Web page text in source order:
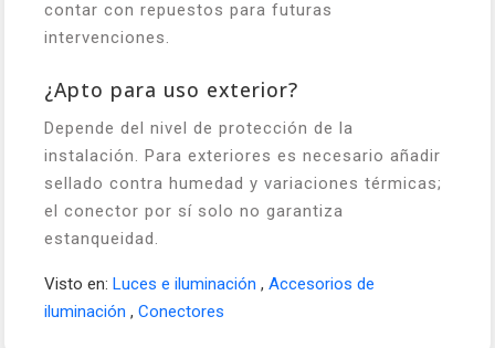
contar con repuestos para futuras
intervenciones.
¿Apto para uso exterior?
Depende del nivel de protección de la
instalación. Para exteriores es necesario añadir
sellado contra humedad y variaciones térmicas;
el conector por sí solo no garantiza
estanqueidad.
Visto en: Luces e iluminación , Accesorios de
iluminación , Conectores